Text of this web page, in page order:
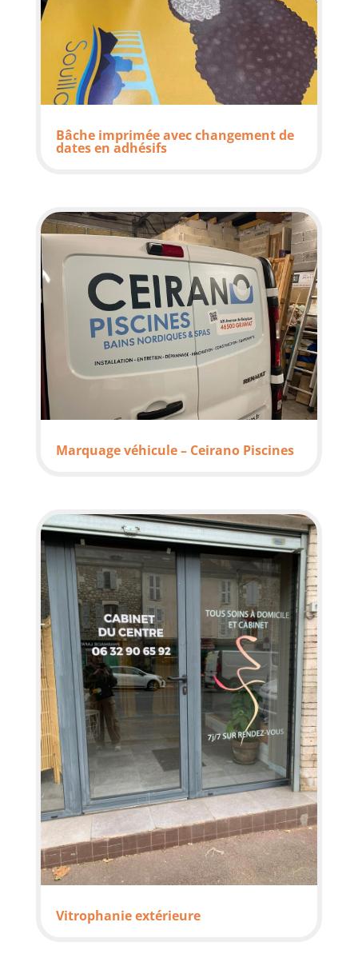
Bâche imprimée avec changement de
dates en adhésifs
Marquage véhicule – Ceirano Piscines
Vitrophanie extérieure